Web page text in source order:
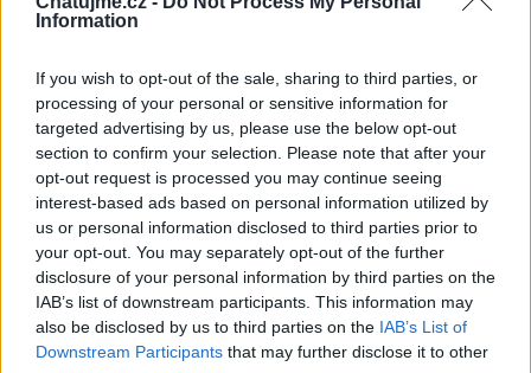
Information
If you wish to opt-out of the sale, sharing to third parties, or
processing of your personal or sensitive information for
targeted advertising by us, please use the below opt-out
section to confirm your selection. Please note that after your
opt-out request is processed you may continue seeing
interest-based ads based on personal information utilized by
us or personal information disclosed to third parties prior to
your opt-out. You may separately opt-out of the further
disclosure of your personal information by third parties on the
IAB’s list of downstream participants. This information may
also be disclosed by us to third parties on the IAB’s List of
Downstream Participants that may further disclose it to other
Film a televize
Kategorií:2
Diskuzí:19
Hudba
Kategorií:0
Diskuzí:47